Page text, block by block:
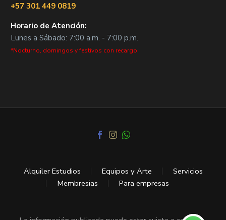
+57 301 449 0819
Horario de Atención:
Lunes a Sábado: 7:00 a.m. - 7:00 p.m.
*Nocturno, domingos y festivos con recargo.
Alquiler Estudios Equipos y Arte
Servicios
Membresias
Para empresas